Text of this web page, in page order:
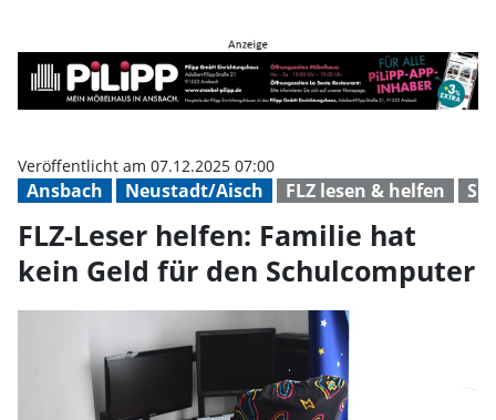
Ansbach Neustadt/Aisch FLZ lesen & helfen
Veröffentlicht am 07.12.2025 07:00
FLZ-Leser helfen: Familie hat
kein Geld für den Schulcomputer